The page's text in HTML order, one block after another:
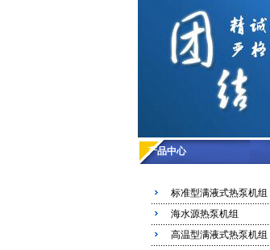
产品中心
标准型满液式热泵机组
海水源热泵机组
高温型满液式热泵机组